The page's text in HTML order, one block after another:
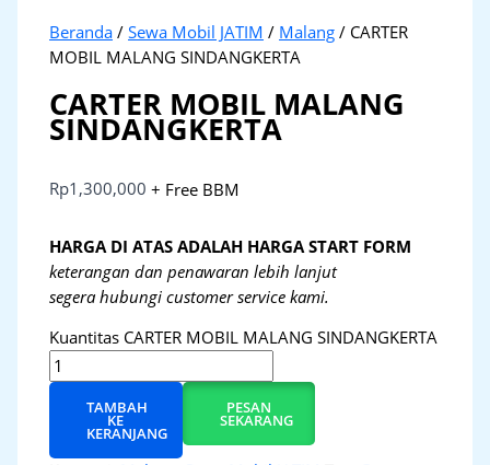
Beranda /Sewa Mobil JATIM / Malang / CARTER
MOBIL MALANG SINDANGKERTA
CARTER MOBIL MALANG
SINDANGKERTA
Rp1,300,000 + Free BBM
HARGA DI ATAS ADALAH HARGA START FORM
keterangan dan penawaran lebih lanjut
segera hubungi customer service kami.
Kuantitas CARTER MOBIL MALANG SINDANGKERTA
TAMBAH
KE
KERANJANG
PESAN
SEKARANG